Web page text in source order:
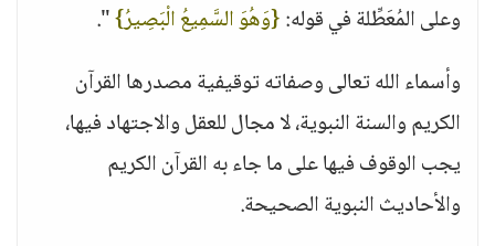
وعلى المُعَطِّلة في قوله:{وَهُوَ السَّمِيعُ الْبَصِيرُ}".
وأسماء الله تعالى وصفاته توقيفية مصدرها القرآن
الكريم والسنة النبوية، لا مجال للعقل والاجتهاد فيها،
يجب الوقوف فيها على ما جاء به القرآن الكريم
والأحاديث النبوية الصحيحة.